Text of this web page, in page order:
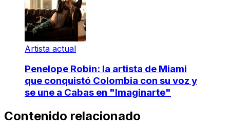
Artista actual
Penelope Robin: la artista de Miami
que conquistó Colombia con su voz y
se une a Cabas en "Imaginarte"
Contenido relacionado